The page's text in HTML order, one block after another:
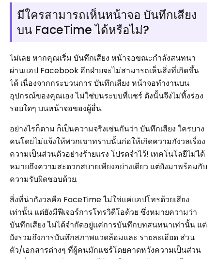
มีใครสามารถเห็นหน้าจอ บันทึกเสียง
บน FaceTime ได้หรือไม่?
ไม่เลย หากคุณเริ่ม บันทึกเสียง หน้าจอขณะกำลังสนทนา
ผ่านแอป Facebook อีกฝ่ายจะไม่สามารถเห็นสิ่งที่เกิดขึ้น
ได้ เนื่องจากกระบวนการ บันทึกเสียง หน้าจอทำงานบน
อุปกรณ์ของคุณเอง ไม่ใช่บนระบบที่แชร์ ดังนั้นจึงไม่ทิ้งร่อง
รอยใดๆ บนหน้าจอของผู้อื่น.
อย่างไรก็ตาม ก็เป็นความจริงเช่นกันว่า บันทึกเสียง ใครบาง
คนโดยไม่แจ้งให้พวกเขาทราบนั้นก่อให้เกิดความกังวลเรื่อง
ความเป็นส่วนตัวอย่างร้ายแรง โปรดจำไว้! เทคโนโลยีไม่ได้
หมายถึงความสะดวกสบายเพียงอย่างเดียว แต่ยังมาพร้อมกับ
ความรับผิดชอบด้วย.
สิ่งที่น่ากังวลคือ FaceTime ไม่ใช่แค่แอปโทรด้วยเสียง
เท่านั้น แต่ยังมีฟีเจอร์การโทรวิดีโอด้วย ซึ่งหมายความว่า
บันทึกเสียง ไม่ได้จำกัดอยู่แค่การบันทึกบทสนทนาเท่านั้น แต่
ยังรวมถึงการบันทึกสภาพแวดล้อมและ รายละเอียด ส่วน
ตัว/เอกสารต่างๆ ที่ผู้คนมักแชร์โดยคาดหวังความเป็นส่วน